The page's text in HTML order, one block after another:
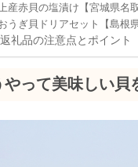
産赤貝の塩漬け【宮城県名取
うぎ貝ドリアセット【島根県
礼品の注意点とポイント
やって美味しい貝